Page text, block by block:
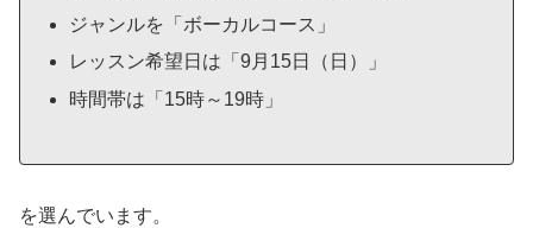
ジャンルを「ボーカルコース」
レッスン希望日は「9月15日（日）」
時間帯は「15時～19時」
を選んでいます。